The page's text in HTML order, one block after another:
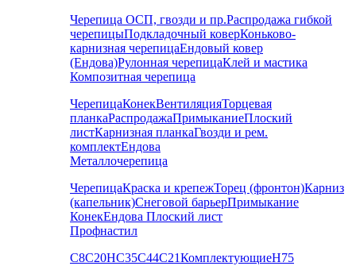
Черепица ОСП, гвозди и пр.Распродажа гибкой
черепицыПодкладочный коверКоньково-
карнизная черепицаЕндовый ковер
(Ендова)Рулонная черепицаКлей и мастика
Композитная черепица
ЧерепицаКонекВентиляцияТорцевая
планкаРаспродажаПримыканиеПлоский
листКарнизная планкаГвозди и рем.
комплектЕндова
Металлочерепица
ЧерепицаКраска и крепежТорец (фронтон)Карниз
(капельник)Снеговой барьерПримыкание
КонекЕндова Плоский лист
Профнастил
С8С20НС35С44С21КомплектующиеН75